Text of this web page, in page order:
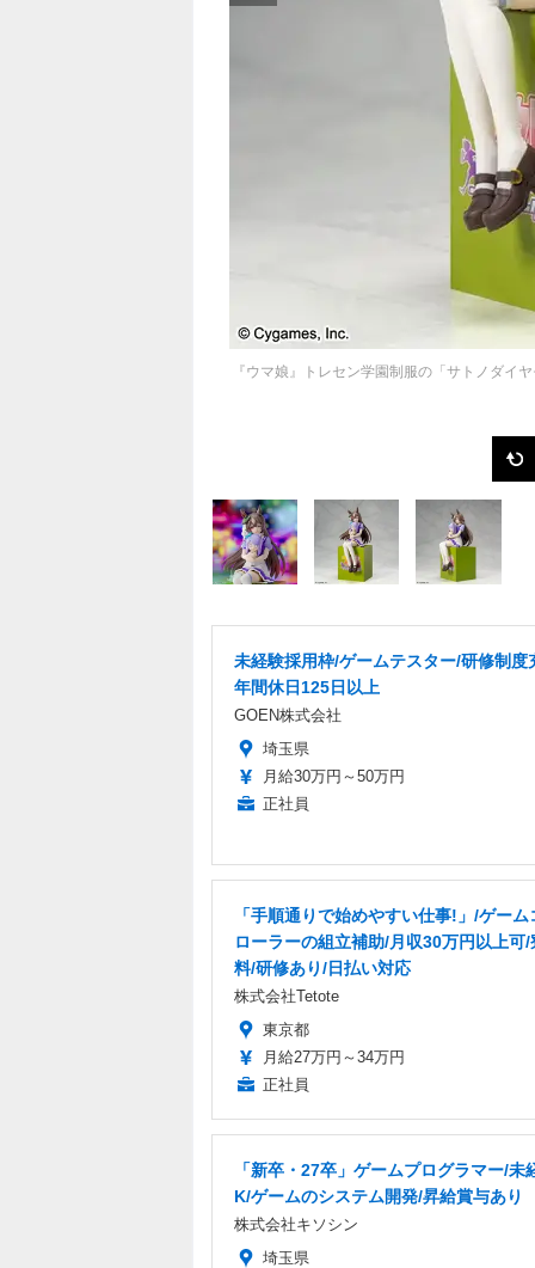
『ウマ娘』トレセン学園制服の「サトノダイ
未経験採用枠/ゲームテスター/研修制度
年間休日125日以上
GOEN株式会社
埼玉県
月給30万円～50万円
正社員
「手順通りで始めやすい仕事!」/ゲーム
ローラーの組立補助/月収30万円以上可/
料/研修あり/日払い対応
株式会社Tetote
東京都
月給27万円～34万円
正社員
「新卒・27卒」ゲームプログラマー/未
K/ゲームのシステム開発/昇給賞与あり
株式会社キソシン
埼玉県